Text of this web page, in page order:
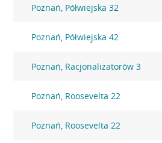
Poznań, Półwiejska 32
Poznań, Półwiejska 42
Poznań, Racjonalizatorów 3
Poznań, Roosevelta 22
Poznań, Roosevelta 22